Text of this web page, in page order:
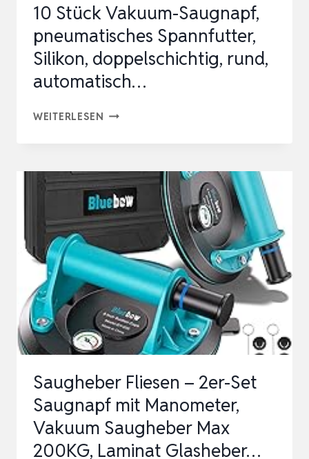
10 Stück Vakuum-Saugnapf,
pneumatisches Spannfutter,
Silikon, doppelschichtig, rund,
automatisch…
WEITERLESEN 10
SAUGNAPF,
PNEUMATISCHES
SPANNFUTTER,
DOPPELSCHICHTIG,
RUND,
AUTOMATISCH…
Saugheber Fliesen – 2er-Set
Saugnapf mit Manometer,
Vakuum Saugheber Max
200KG, Laminat Glasheber…